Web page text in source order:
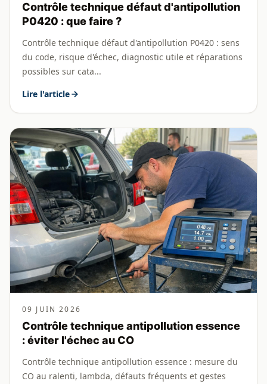
Contrôle technique défaut d'antipollution
P0420 : que faire ?
Contrôle technique défaut d'antipollution P0420 : sens
du code, risque d'échec, diagnostic utile et réparations
possibles sur cata...
Lire l'article
09 JUIN 2026
Contrôle technique antipollution essence
: éviter l'échec au CO
Contrôle technique antipollution essence : mesure du
CO au ralenti, lambda, défauts fréquents et gestes